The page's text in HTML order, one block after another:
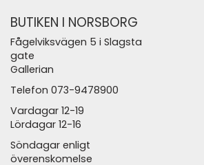
BUTIKEN I NORSBORG
Fågelviksvägen 5 i Slagsta
gate
Gallerian
Telefon 073-9478900
Vardagar 12-19
Lördagar 12-16
Söndagar enligt
överenskomelse